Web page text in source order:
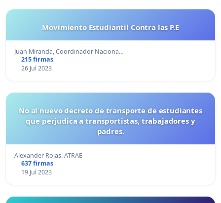
Movimiento Estudiantil Contra las P.E
Juan Miranda, Coordinador Naciona…
215 firmas
26 Jul 2023
No al nuevo decreto de transporte de estudiantes
que perjudica a transportistas, trabajadores y
padres.
Alexander Rojas. ATRAE
637 firmas
19 Jul 2023